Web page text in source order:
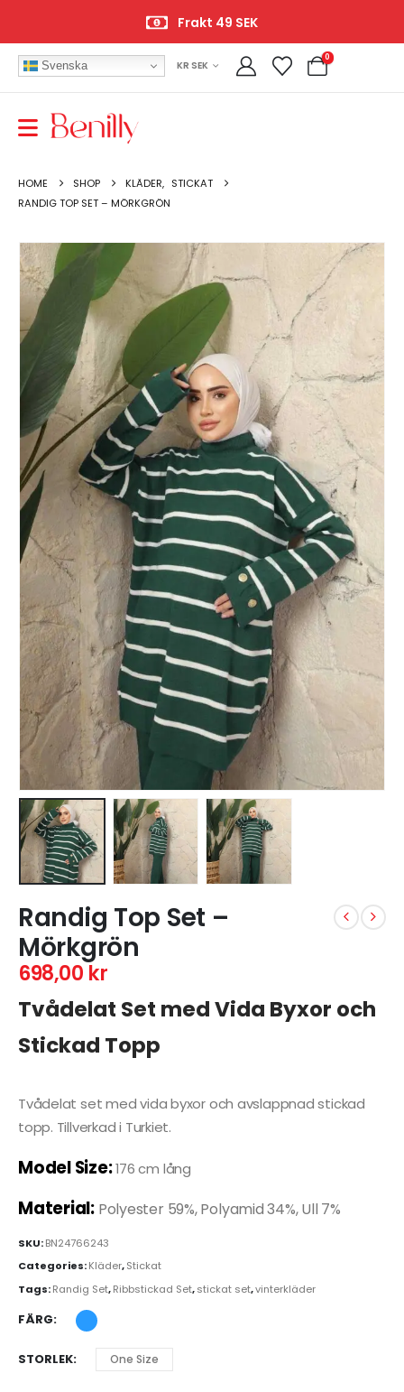
Frakt 49 SEK
Svenska KR SEK
0
HOME SHOP KLÄDER, STICKAT
RANDIG TOP SET – MÖRKGRÖN
Randig Top Set –
Mörkgrön
698,00 kr
Tvådelat Set med Vida Byxor och
Stickad Topp
Tvådelat set med vida byxor och avslappnad stickad
topp. Tillverkad i Turkiet.
Model Size:176 cm lång
Material: Polyester 59%, Polyamid 34%, Ull 7%
SKU:BN24766243
Categories:Kläder,Stickat
Tags:Randig Set,Ribbstickad Set,stickat set,vinterkläder
FÄRG
STORLEK One Size